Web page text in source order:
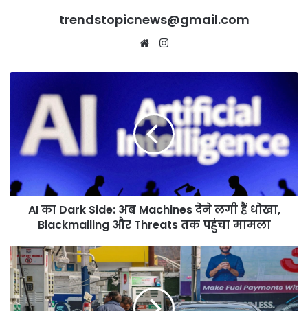
trendstopicnews@gmail.com
Website
Side:
Machines
लगी
हैं
Blackmailing
Threats
तक
पहुंचा
मामला
AI का Dark Side: अब Machines देने लगी हैं धोखा,
Blackmailing और Threats तक पहुंचा मामला
Delhi
में
Old
Petrol-